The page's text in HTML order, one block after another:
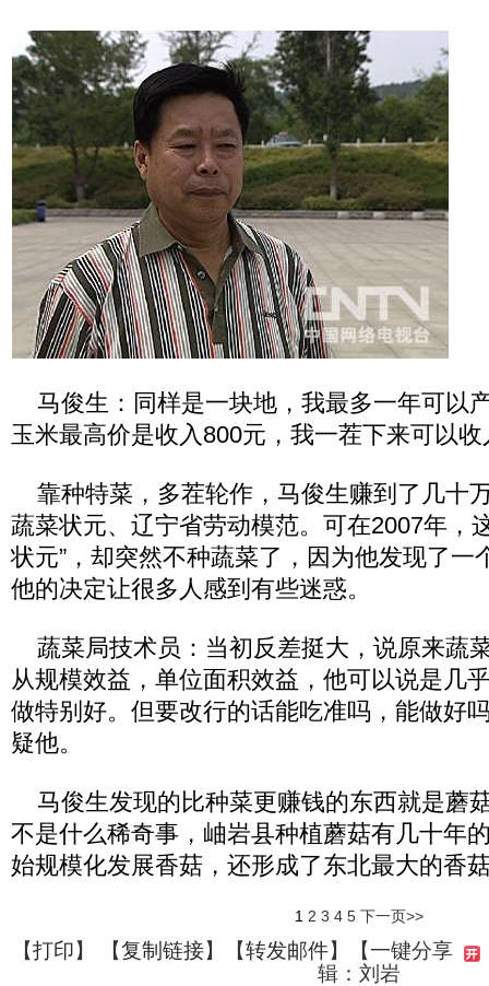
马俊生：同样是一块地，我最多一年可以
玉米最高价是收入800元，我一茬下来可以
靠种特菜，多茬轮作，马俊生赚到了几十
蔬菜状元、辽宁省劳动模范。可在2007年，
状元”，却突然不种蔬菜了，因为他发现了一
他的决定让很多人感到有些迷惑。
蔬菜局技术员：当初反差挺大，说原来蔬
从规模效益，单位面积效益，他可以说是几
做特别好。但要改行的话能吃准吗，能做好
疑他。
马俊生发现的比种菜更赚钱的东西就是蘑
不是什么稀奇事，岫岩县种植蘑菇有几十年
始规模化发展香菇，还形成了东北最大的香
1 2 3 4 5 下一页>>
【打印】 【复制链接】【转发邮件】
【一键分享
辑：刘岩